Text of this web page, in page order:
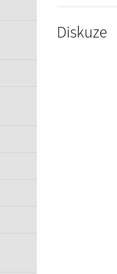
Diskuze